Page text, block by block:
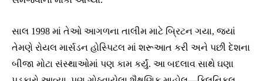
સાલ 1998 માં તેઓ આગળના તાલીમ માટે બ્રિટન ગયા, જ્યાં
તેમણે રોયલ માર્સડન હોસ્પિટલ માં શરૂઆત કરી અને પછી દેશના
બીજા મોટા સંસ્થાઓમાં પણ કામ કર્યું. આ બદલાવ સાથે ઘણા